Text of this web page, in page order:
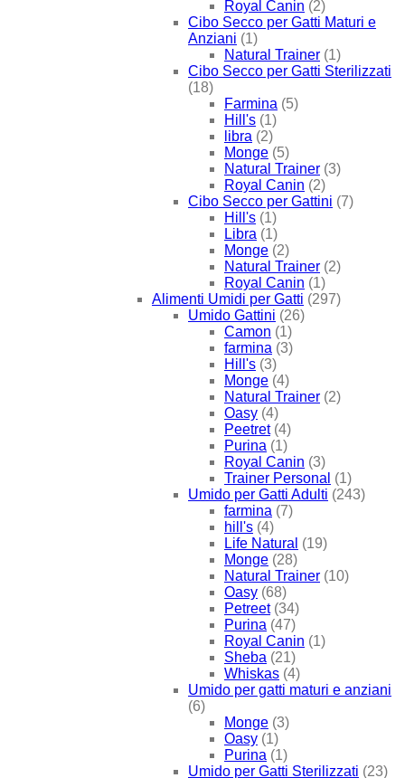
Royal Canin (2)
Cibo Secco per Gatti Maturi e
Anziani (1)
Natural Trainer (1)
Cibo Secco per Gatti Sterilizzati
(18)
Farmina (5)
Hill's (1)
libra (2)
Monge (5)
Natural Trainer (3)
Royal Canin (2)
Cibo Secco per Gattini (7)
Hill's (1)
Libra (1)
Monge (2)
Natural Trainer (2)
Royal Canin (1)
Alimenti Umidi per Gatti (297)
Umido Gattini (26)
Camon (1)
farmina (3)
Hill's (3)
Monge (4)
Natural Trainer (2)
Oasy (4)
Peetret (4)
Purina (1)
Royal Canin (3)
Trainer Personal (1)
Umido per Gatti Adulti (243)
farmina (7)
hill's (4)
Life Natural (19)
Monge (28)
Natural Trainer (10)
Oasy (68)
Petreet (34)
Purina (47)
Royal Canin (1)
Sheba (21)
Whiskas (4)
Umido per gatti maturi e anziani
(6)
Monge (3)
Oasy (1)
Purina (1)
Umido per Gatti Sterilizzati (23)